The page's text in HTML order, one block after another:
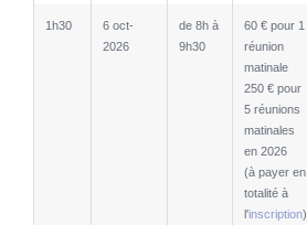
1h30
6 oct-
2026
de 8h à
9h30
60 € pour 1
réunion
matinale
250 € pour
5 réunions
matinales
en 2026
(à payer en
totalité à
l'inscription)